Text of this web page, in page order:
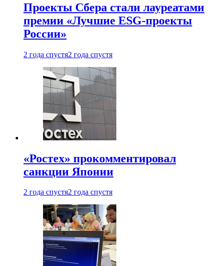
Проекты Сбера стали лауреатами
премии «Лучшие ESG-проекты
России»
2 года спустя2 года спустя
«Ростех» прокомментировал
санкции Японии
2 года спустя2 года спустя